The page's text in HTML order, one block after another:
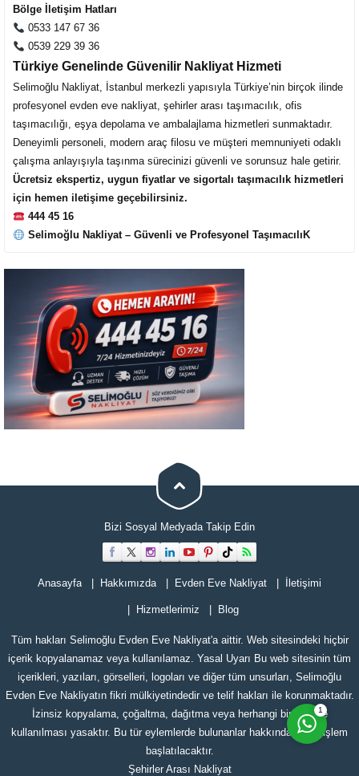
Bölge İletişim Hatları
0533 147 67 36
0539 229 39 36
Türkiye Genelinde Güvenilir Nakliyat Hizmeti
Selimoğlu Nakliyat, İstanbul merkezli yapısıyla Türkiye’nin birçok ilinde
profesyonel evden eve nakliyat, şehirler arası taşımacılık, ofis
taşımacılığı, eşya depolama ve ambalajlama hizmetleri sunmaktadır.
Deneyimli personeli, modern araç filosu ve müşteri memnuniyeti odaklı
çalışma anlayışıyla taşınma sürecinizi güvenli ve sorunsuz hale getirir.
Ücretsiz ekspertiz, uygun fiyatlar ve sigortalı taşımacılık hizmetleri
için hemen iletişime geçebilirsiniz.
444 45 16
Selimoğlu Nakliyat – Güvenli ve Profesyonel TaşımacılıK
Bizi Sosyal Medyada Takip Edin
Anasayfa Hakkımızda Evden Eve Nakliyat İletişimi
Hizmetlerimiz Blog
Tüm hakları Selimoğlu Evden Eve Nakliyat'a aittir. Web sitesindeki hiçbir
içerik kopyalanamaz veya kullanılamaz. Yasal Uyarı Bu web sitesinin tüm
içerikleri, yazıları, görselleri, logoları ve diğer tüm unsurları, Selimoğlu
Evden Eve Nakliyatın fikri mülkiyetindedir ve telif hakları ile korunmaktadır.
İzinsiz kopyalama, çoğaltma, dağıtma veya herhangi bir şekilde
kullanılması yasaktır. Bu tür eylemlerde bulunanlar hakkında yasal işlem
başlatılacaktır.
Şehirler Arası Nakliyat
Müşteri Temsilcisi Fiyat Teklif
al
Cevap Yaz
1